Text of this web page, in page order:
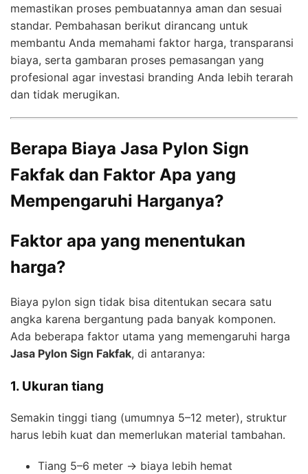
memastikan proses pembuatannya aman dan sesuai
standar. Pembahasan berikut dirancang untuk
membantu Anda memahami faktor harga, transparansi
biaya, serta gambaran proses pemasangan yang
profesional agar investasi branding Anda lebih terarah
dan tidak merugikan.
Berapa Biaya Jasa Pylon Sign
Fakfak dan Faktor Apa yang
Mempengaruhi Harganya?
Faktor apa yang menentukan
harga?
Biaya pylon sign tidak bisa ditentukan secara satu
angka karena bergantung pada banyak komponen.
Ada beberapa faktor utama yang memengaruhi harga
Jasa Pylon Sign Fakfak, di antaranya:
1. Ukuran tiang
Semakin tinggi tiang (umumnya 5–12 meter), struktur
harus lebih kuat dan memerlukan material tambahan.
Tiang 5–6 meter → biaya lebih hemat